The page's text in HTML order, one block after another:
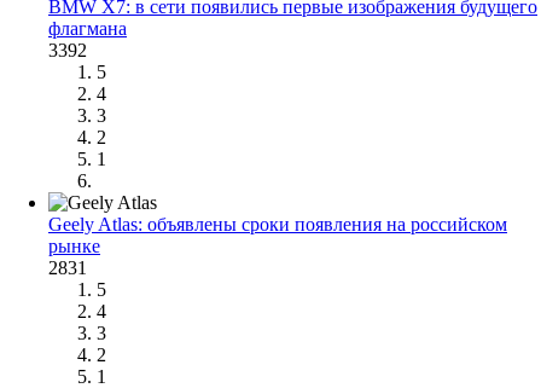
BMW X7: в сети появились первые изображения будущего
флагмана
3392
5
4
3
2
1
Geely Atlas: объявлены сроки появления на российском
рынке
2831
5
4
3
2
1